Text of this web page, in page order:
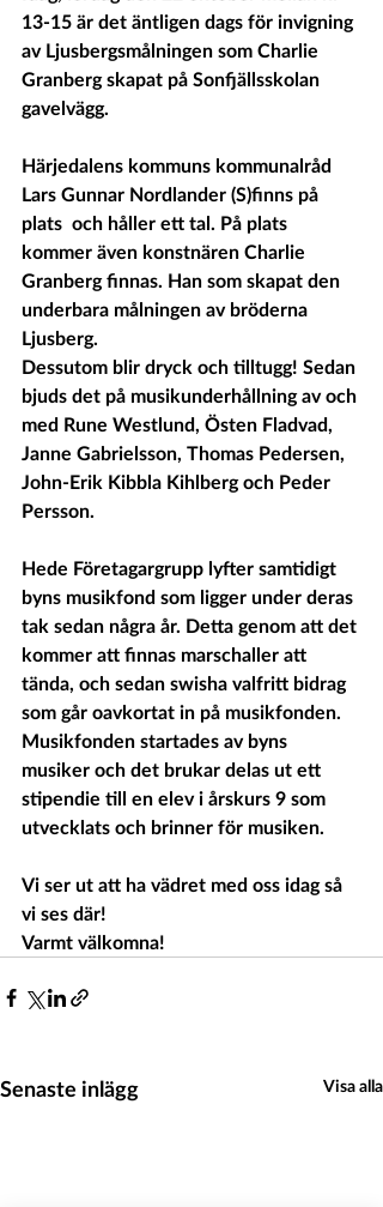
13-15 är det äntligen dags för invigning
av Ljusbergsmålningen som Charlie
Granberg skapat på Sonfjällsskolan
gavelvägg.
Härjedalens kommuns kommunalråd
Lars Gunnar Nordlander (S)finns på
plats  och håller ett tal. På plats
kommer även konstnären Charlie
Granberg finnas. Han som skapat den
underbara målningen av bröderna
Ljusberg.
Dessutom blir dryck och tilltugg! Sedan
bjuds det på musikunderhållning av och
med Rune Westlund, Östen Fladvad,
Janne Gabrielsson, Thomas Pedersen,
John-Erik Kibbla Kihlberg och Peder
Persson.
Hede Företagargrupp lyfter samtidigt
byns musikfond som ligger under deras
tak sedan några år. Detta genom att det
kommer att finnas marschaller att
tända, och sedan swisha valfritt bidrag
som går oavkortat in på musikfonden.
Musikfonden startades av byns
musiker och det brukar delas ut ett
stipendie till en elev i årskurs 9 som
utvecklats och brinner för musiken.
Vi ser ut att ha vädret med oss idag så
vi ses där!
Varmt välkomna!
Senaste inlägg Visa alla